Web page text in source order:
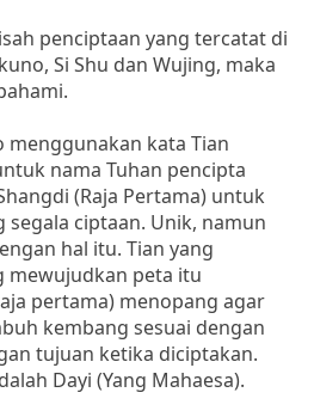
penciptaan yang tercatat di
Si Shu dan Wujing, maka
menggunakan kata Tian
nama Tuhan pencipta
(Raja Pertama) untuk
segala ciptaan. Unik, namun
hal itu. Tian yang
mewujudkan peta itu
pertama) menopang agar
kembang sesuai dengan
tujuan ketika diciptakan.
Dayi (Yang Mahaesa).